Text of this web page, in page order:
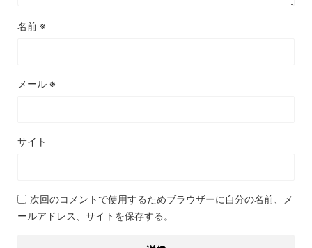
名前 ※
メール ※
サイト
次回のコメントで使用するためブラウザーに自分の名前、メ
ールアドレス、サイトを保存する。